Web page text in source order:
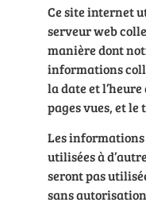
Ce site internet
serveur web
manière dont
informations
la date et
pages vues, et le
Les informations
utilisées à
seront pas
sans